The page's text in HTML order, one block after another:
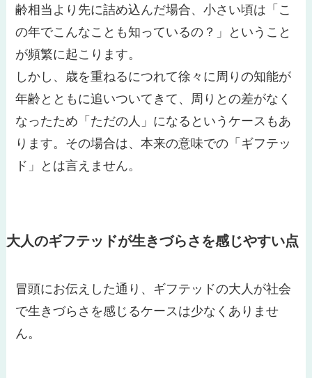
齢相当より先に詰め込んだ場合、小さい頃は「こ
の年でこんなことも知っているの？」ということ
が頻繁に起こります。
しかし、歳を重ねるにつれて徐々に周りの知能が
年齢とともに追いついてきて、周りとの差がなく
なったため「ただの人」になるというケースもあ
ります。その場合は、本来の意味での「ギフテッ
ド」とは言えません。
大人のギフテッドが生きづらさを感じやすい点
冒頭にお伝えした通り、ギフテッドの大人が社会
で生きづらさを感じるケースは少なくありませ
ん。